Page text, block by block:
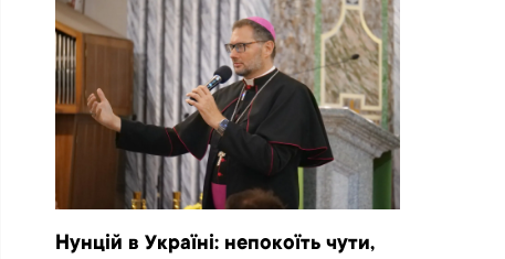
Нунцій в Україні: непокоїть чути,